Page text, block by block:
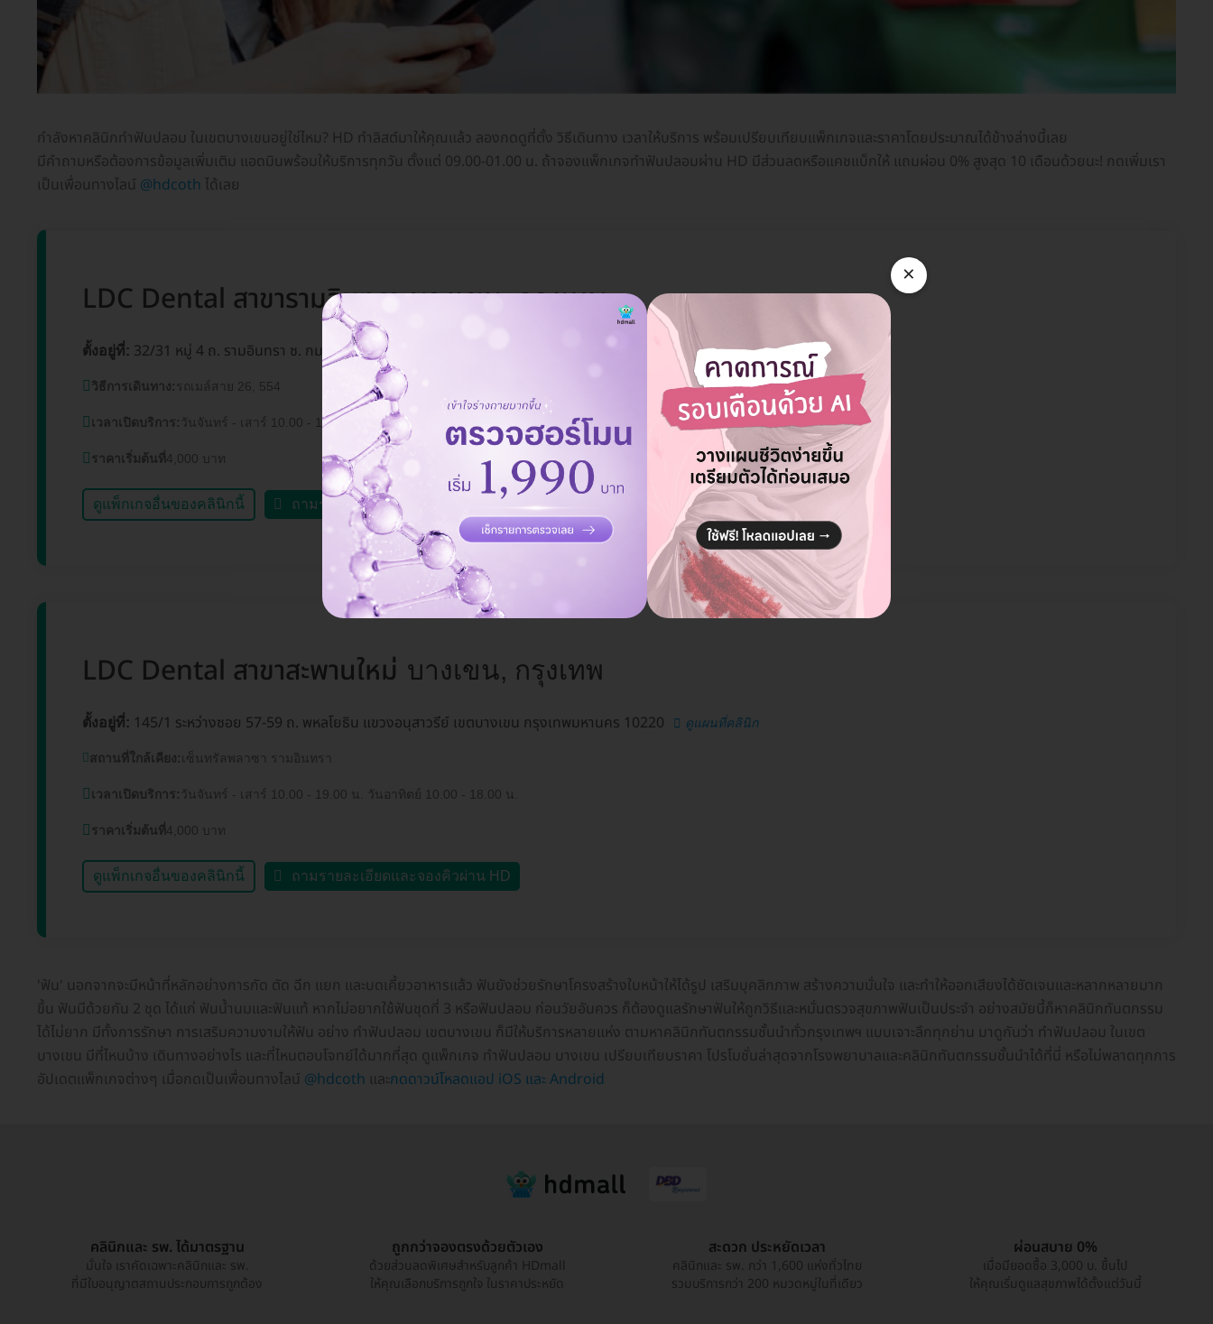
กำลังหาคลินิกทำฟันปลอม ในเขตบางเขนอยู่ใช่ไหม? HD ทำลิสต์มาให้คุณแล้ว ลองกดดูที่ตั้ง วิธีเดินทาง เวลาให้บริการ พร้อมเปรียบเทียบแพ็กเกจและราคาโดยประมาณได้ข้างล่างนี้เลย
มีคำถามหรือต้องการข้อมูลเพิ่มเติม แอดมินพร้อมให้บริการทุกวัน ตั้งแต่ 09.00-01.00 น. ถ้าจองแพ็กเกจทำฟันปลอมผ่าน HD มีส่วนลดหรือแคชแบ็กให้ แถมผ่อน 0% สูงสุด 10 เดือนด้วยนะ! กดเพิ่มเรา
เป็นเพื่อนทางไลน์ @hdcoth ได้เลย
LDC Dental สาขารามอินทรา บางเขน, กรุงเทพ
ตั้งอยู่ที่: 32/31 หมู่ 4 ถ. รามอินทรา ซ. กม. 4 แขวงอนุสาวรีย์ เขตบางเขน กรุงเทพมหานคร 10220 ดูแผนที่คลินิก
วิธีการเดินทาง: รถเมล์สาย 26, 554
เวลาเปิดบริการ: วันจันทร์ - เสาร์ 10.00 - 19.00 น. วันอาทิตย์ 10.00 - 18.00 น.
ราคาเริ่มต้นที่4,000 บาท
ดูแพ็กเกจอื่นของคลินิกนี้ ถามรายละเอียดและจองคิวผ่าน HD
LDC Dental สาขาสะพานใหม่ บางเขน, กรุงเทพ
ตั้งอยู่ที่: 145/1 ระหว่างซอย 57-59 ถ. พหลโยธิน แขวงอนุสาวรีย์ เขตบางเขน กรุงเทพมหานคร 10220 ดูแผนที่คลินิก
สถานที่ใกล้เคียง: เซ็นทรัลพลาซา รามอินทรา
เวลาเปิดบริการ: วันจันทร์ - เสาร์ 10.00 - 19.00 น. วันอาทิตย์ 10.00 - 18.00 น.
ราคาเริ่มต้นที่4,000 บาท
ดูแพ็กเกจอื่นของคลินิกนี้ ถามรายละเอียดและจองคิวผ่าน HD
'ฟัน' นอกจากจะมีหน้าที่หลักอย่างการกัด ตัด ฉีก แยก และบดเคี้ยวอาหารแล้ว ฟันยังช่วยรักษาโครงสร้างใบหน้าให้ได้รูป เสริมบุคลิกภาพ สร้างความมั่นใจ และทำให้ออกเสียงได้ชัดเจนและหลากหลายมาก
ขึ้น ฟันมีด้วยกัน 2 ชุด ได้แก่ ฟันน้ำนมและฟันแท้ หากไม่อยากใช้ฟันชุดที่ 3 หรือฟันปลอม ก่อนวัยอันควร ก็ต้องดูแลรักษาฟันให้ถูกวิธีและหมั่นตรวจสุขภาพฟันเป็นประจำ อย่างสมัยนี้ก็หาคลินิกทันตกรรม
ได้ไม่ยาก มีทั้งการรักษา การเสริมความงามให้ฟัน อย่าง ทำฟันปลอม เขตบางเขน ก็มีให้บริการหลายแห่ง ตามหาคลินิกทันตกรรมชั้นนำทั่วกรุงเทพฯ แบบเจาะลึกทุกย่าน มาดูกันว่า ทำฟันปลอม ในเขต
บางเขน มีที่ไหนบ้าง เดินทางอย่างไร และที่ไหนตอบโจทย์ได้มากที่สุด ดูแพ็กเกจ ทำฟันปลอม บางเขน เปรียบเทียบราคา โปรโมชั่นล่าสุดจากโรงพยาบาลและคลินิกทันตกรรมชั้นนำได้ที่นี่ หรือไม่พลาดทุกการ
อัปเดตแพ็กเกจต่างๆ เมื่อกดเป็นเพื่อนทางไลน์ @hdcoth และกดดาวน์โหลดแอป iOS และ Android
คลินิกและ รพ. ได้มาตรฐาน
มั่นใจ เราคัดเฉพาะคลินิกและ รพ.
ที่มีใบอนุญาตสถานประกอบการถูกต้อง
ถูกกว่าจองตรงด้วยตัวเอง
ด้วยส่วนลดพิเศษสำหรับลูกค้า HDmall
ให้คุณเลือกบริการถูกใจ ในราคาประหยัด
สะดวก ประหยัดเวลา
คลินิกและ รพ. กว่า 1,600 แห่งทั่วไทย
รวมบริการกว่า 200 หมวดหมู่ในที่เดียว
ผ่อนสบาย 0%
เมื่อมียอดซื้อ 3,000 บ. ขึ้นไป
ให้คุณเริ่มดูแลสุขภาพได้ตั้งแต่วันนี้
×